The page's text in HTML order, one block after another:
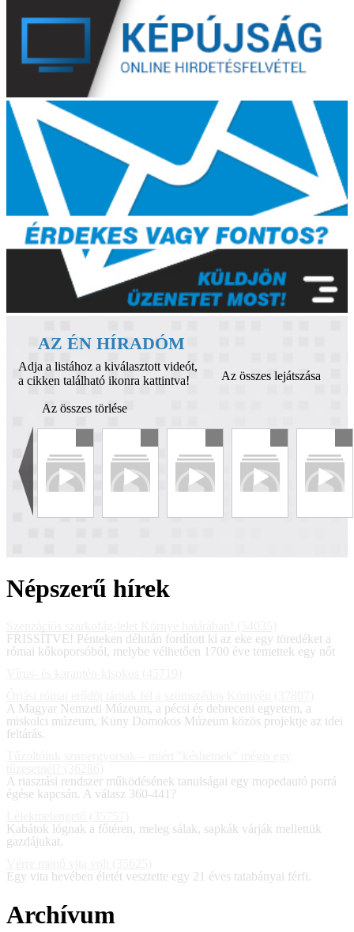
AZ ÉN HÍRADÓM
Adja a listához a kiválasztott videót,
a cikken található ikonra kattintva!
Az összes lejátszása
Az összes törlése
Népszerű hírek
FRISSÍTVE! Pénteken délután fordított ki az eke egy töredéket a
római kőkoporsóból, melybe vélhetően 1700 éve temettek egy nőt
A Magyar Nemzeti Múzeum, a pécsi és debreceni egyetem, a
miskolci múzeum, Kuny Domokos Múzeum közös projektje az idei
feltárás.
A riasztási rendszer működésének tanulságai egy mopedautó porrá
égése kapcsán. A válasz 360-441?
Kabátok lógnak a főtéren, meleg sálak, sapkák várják mellettük
gazdájukat.
Egy vita hevében életét vesztette egy 21 éves tatabányai férfi.
Archívum